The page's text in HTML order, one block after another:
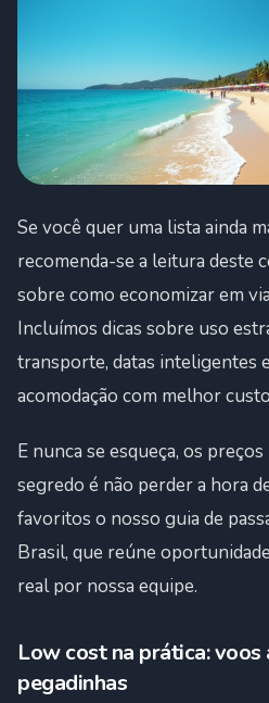
Se você quer uma lista ainda
recomenda-se a leitura deste
sobre como economizar em
Incluímos dicas sobre uso
transporte, datas inteligentes
acomodação com melhor
E nunca se esqueça, os
segredo é não perder a hora
favoritos o nosso guia de
Brasil, que reúne
real por nossa equipe.
Low cost na prática: voos
pegadinhas